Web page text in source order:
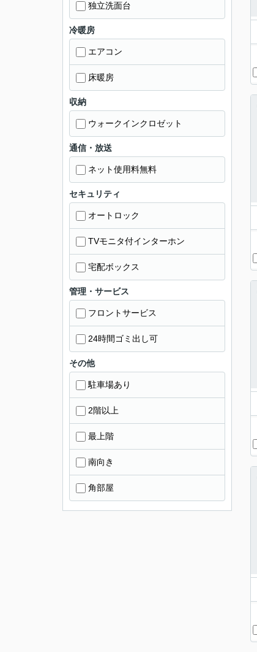
独立洗面台
冷暖房
エアコン
床暖房
収納
ウォークインクロゼット
通信・放送
ネット使用料無料
セキュリティ
オートロック
TVモニタ付インターホン
宅配ボックス
管理・サービス
フロントサービス
24時間ゴミ出し可
その他
駐車場あり
2階以上
最上階
南向き
角部屋